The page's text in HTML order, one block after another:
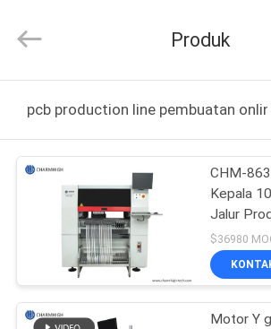
PRODUK
TENTANG
KAMI
TECHNOLOGY
LIMITED.
Reserved.
Produk
pcb production line pembuatan online
CHM-
Kepala
Jalur
$36980
Motor Y